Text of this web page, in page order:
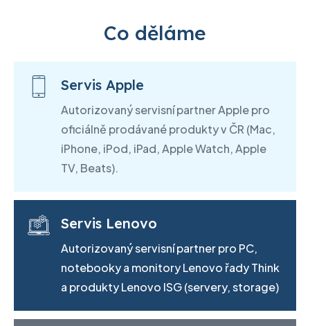
Co děláme
Servis Apple
Autorizovaný servisní partner Apple pro
oficiálně prodávané produkty v ČR (Mac,
iPhone, iPod, iPad, Apple Watch, Apple
TV, Beats).
Servis Lenovo
Autorizovaný servisní partner pro PC,
notebooky a monitory Lenovo řady Think
a produkty Lenovo ISG (servery, storage)